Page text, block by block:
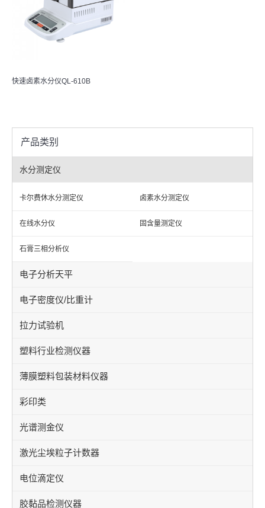
快速卤素水分仪QL-610B
产品类别
水分测定仪
卡尔费休水分测定仪 卤素水分测定仪
在线水分仪 固含量测定仪
石膏三相分析仪
电子分析天平
电子密度仪/比重计
拉力试验机
塑料行业检测仪器
薄膜塑料包装材料仪器
彩印类
光谱测金仪
激光尘埃粒子计数器
电位滴定仪
胶黏品检测仪器